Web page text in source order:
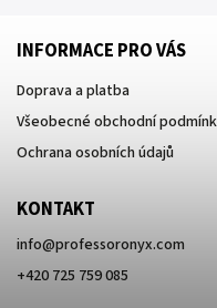
INFORMACE PRO VÁS
Doprava a platba
Všeobecné obchodní
Ochrana osobních údajů
KONTAKT
info@professoronyx.com
+420 725 759 085